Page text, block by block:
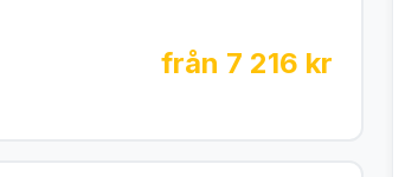
från 7 216 kr